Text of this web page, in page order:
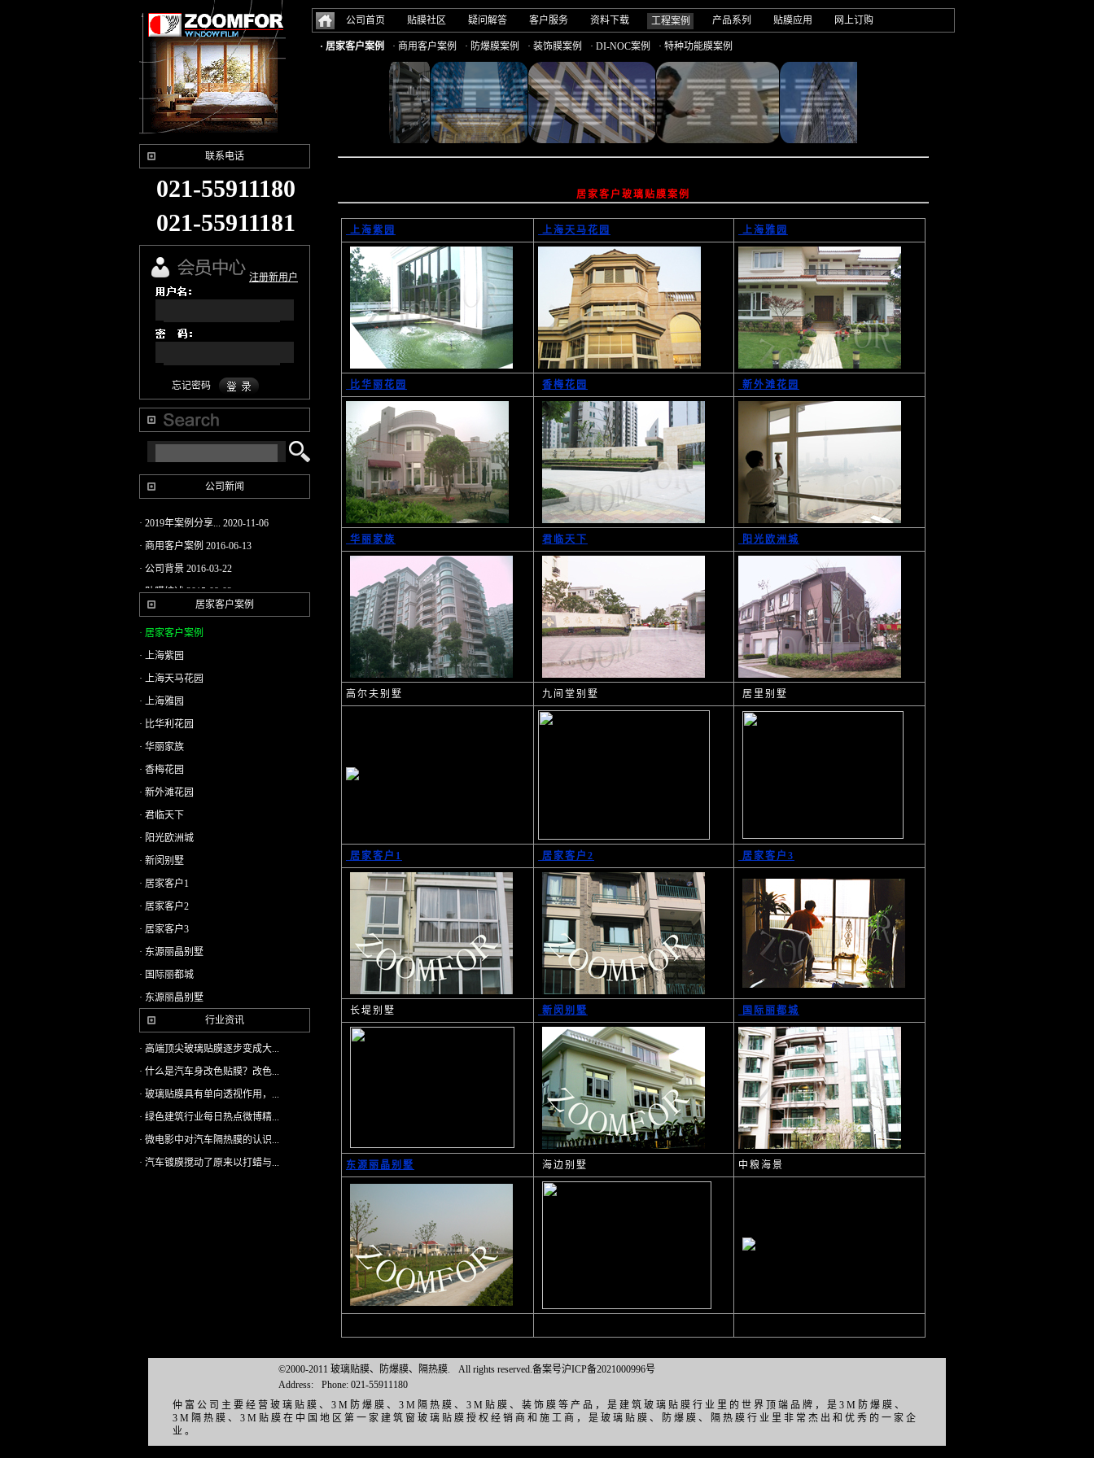
公司首页 贴膜社区 疑问解答 客户服务 资料下载 工程案例 产品系列 贴膜应用 网上订购
· 居家客户案例 · 商用客户案例 · 防爆膜案例 · 装饰膜案例 · DI-NOC案例 · 特种功能膜案例
联系电话
021-55911180
021-55911181
注册新用户
忘记密码
公司新闻
· 2019年案例分享... 2020-11-06
· 商用客户案例 2016-06-13
· 公司背景 2016-03-22
· 贴膜综述2015-08-02
· 2014新年寄语-仲...2015-03-20
· 3M防爆膜3M隔热...
· DI-NOC 特耐 柔...
· 木纹贴的装饰表...
· 3M柔饰贴（特耐...
· 3M太阳隔热膜极...
居家客户案例
· 居家客户案例
· 上海紫园
· 上海天马花园
· 上海雅园
· 比华利花园
· 华丽家族
· 香梅花园
· 新外滩花园
· 君临天下
· 阳光欧洲城
· 新闵别墅
· 居家客户1
· 居家客户2
· 居家客户3
· 东源丽晶别墅
· 国际丽都城
· 东源丽晶别墅
行业资讯
· 高端顶尖玻璃贴膜逐步变成大...
· 什么是汽车身改色贴膜？改色...
· 玻璃贴膜具有单向透视作用，...
· 绿色建筑行业每日热点微博精...
· 微电影中对汽车隔热膜的认识...
· 汽车镀膜搅动了原来以打蜡与...
居家客户玻璃贴膜案例
上海紫园 上海天马花园 上海雅园
比华丽花园 香梅花园 新外滩花园
华丽家族 君临天下 阳光欧洲城
高尔夫别墅 九间堂别墅 居里别墅
居家客户1 居家客户2 居家客户3
长堤别墅 新闵别墅 国际丽都城
东源丽晶别墅 海边别墅 中粮海景
©2000-2011 玻璃贴膜、防爆膜、隔热膜.
All rights reserved.备案号沪ICP备2021000996号
Address:
Phone: 021-55911180
仲富公司主要经营玻璃贴膜、3M防爆膜、3M隔热膜、3M贴膜、装饰膜等产品，是建筑玻璃贴膜行业里的世界顶端品牌，是3M防爆膜、
3M隔热膜、3M贴膜在中国地区第一家建筑窗玻璃贴膜授权经销商和施工商，是玻璃贴膜、防爆膜、隔热膜行业里非常杰出和优秀的一家企
业。